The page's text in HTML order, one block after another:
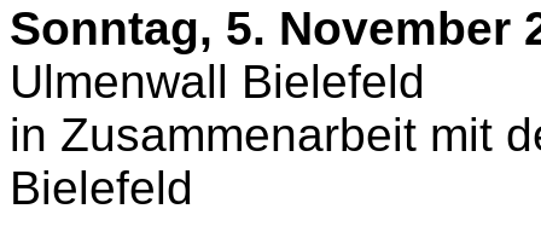
Sonntag, 5. November
Ulmenwall Bielefeld
in Zusammenarbeit mit
Bielefeld